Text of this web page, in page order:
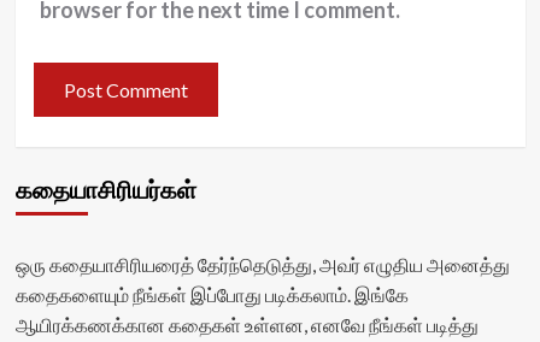
browser for the next time I comment.
கதையாசிரியர்கள்
ஒரு கதையாசிரியரைத் தேர்ந்தெடுத்து, அவர் எழுதிய அனைத்து
கதைகளையும் நீங்கள் இப்போது படிக்கலாம். இங்கே
ஆயிரக்கணக்கான கதைகள் உள்ளன, எனவே நீங்கள் படித்து